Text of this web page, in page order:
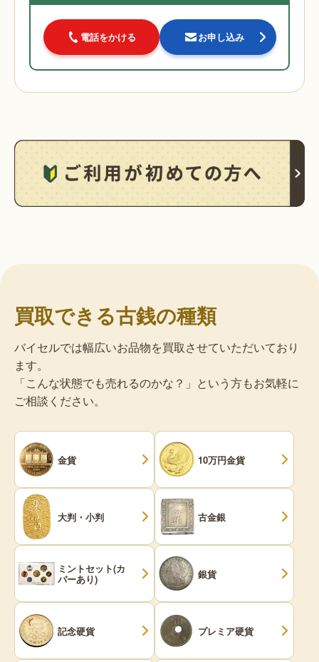
電話をかける お申し込み
買取できる古銭の種類
バイセルでは幅広いお品物を買取させていただいており
ます。
「こんな状態でも売れるのかな？」という方もお気軽に
ご相談ください。
金貨 10万円金貨
大判・小判 古金銀
ミントセット(カ
バーあり) 銀貨
記念硬貨 プレミア硬貨